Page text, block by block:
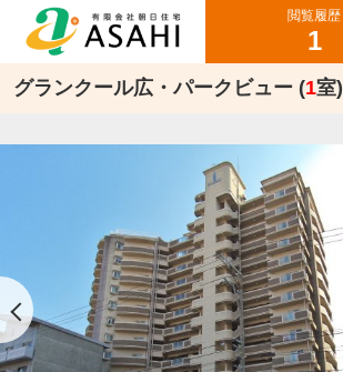
閲覧履歴
1
グランクール広・パークビュー (1室)